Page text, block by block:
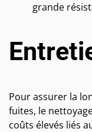
grande
Pour assurer la
fuites, le
coûts élevés liés